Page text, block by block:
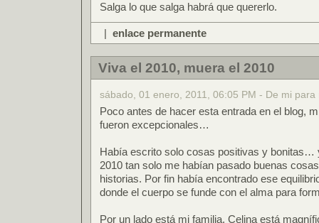
Salga lo que salga habrá que quererlo.
| enlace permanente
Viva el 2010, muera el 2010
sábado, 01 enero, 2011, 06:05 PM - De mi para
Poco antes de hacer esta entrada en el blog,
fueron excepcionales…
Había escrito solo cosas positivas y
2010 tan solo me habían pasado buenas
historias. Por fin había encontrado ese
donde el cuerpo se funde con el alma para
Por un lado está mi familia. Celina está